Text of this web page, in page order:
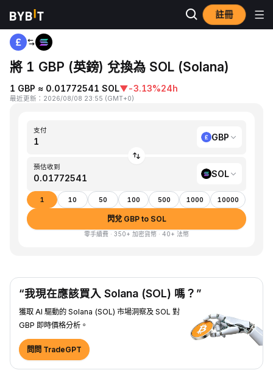
註冊
首頁 GBP to SOL
將 1 GBP (英鎊) 兌換為 SOL (Solana)
1 GBP ≈ 0.01772541 SOL▼-3.13%24h
最近更新 ： 2026/08/08 23:55 (GMT+0)
支付
GBP
預估收到
SOL
1 10 50 100 500 1000 10000
閃兌 GBP to SOL
零手續費 · 350+ 加密貨幣 · 40+ 法幣
“我現在應該買入 Solana (SOL) 嗎？”
獲取 AI 驅動的 Solana (SOL) 市場洞察及 SOL 對
GBP 即時價格分析。
問問 TradeGPT